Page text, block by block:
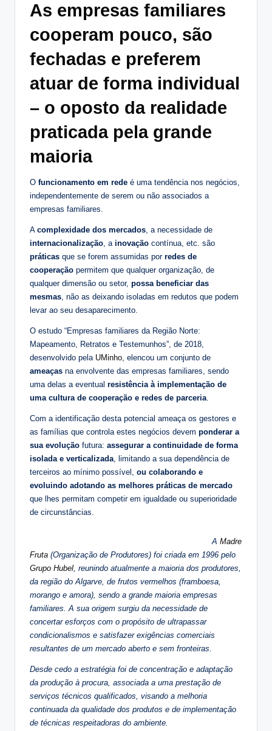
As empresas familiares
cooperam pouco, são
fechadas e preferem
atuar de forma individual
– o oposto da realidade
praticada pela grande
maioria
O funcionamento em rede é uma tendência nos negócios,
independentemente de serem ou não associados a
empresas familiares.
A complexidade dos mercados, a necessidade de
internacionalização, a inovação contínua, etc. são
práticas que se forem assumidas por redes de
cooperação permitem que qualquer organização, de
qualquer dimensão ou setor, possa beneficiar das
mesmas, não as deixando isoladas em redutos que podem
levar ao seu desaparecimento.
O estudo “Empresas familiares da Região Norte:
Mapeamento, Retratos e Testemunhos”, de 2018,
desenvolvido pela UMinho, elencou um conjunto de
ameaças na envolvente das empresas familiares, sendo
uma delas a eventual resistência à implementação de
uma cultura de cooperação e redes de parceria.
Com a identificação desta potencial ameaça os gestores e
as famílias que controla estes negócios devem ponderar a
sua evolução futura: assegurar a continuidade de forma
isolada e verticalizada, limitando a sua dependência de
terceiros ao mínimo possível, ou colaborando e
evoluindo adotando as melhores práticas de mercado
que lhes permitam competir em igualdade ou superioridade
de circunstâncias.
A Madre
Fruta (Organização de Produtores) foi criada em 1996 pelo
Grupo Hubel, reunindo atualmente a maioria dos produtores,
da região do Algarve, de frutos vermelhos (framboesa,
morango e amora), sendo a grande maioria empresas
familiares. A sua origem surgiu da necessidade de
concertar esforços com o propósito de ultrapassar
condicionalismos e satisfazer exigências comerciais
resultantes de um mercado aberto e sem fronteiras.
Desde cedo a estratégia foi de concentração e adaptação
da produção à procura, associada a uma prestação de
serviços técnicos qualificados, visando a melhoria
continuada da qualidade dos produtos e de implementação
de técnicas respeitadoras do ambiente.